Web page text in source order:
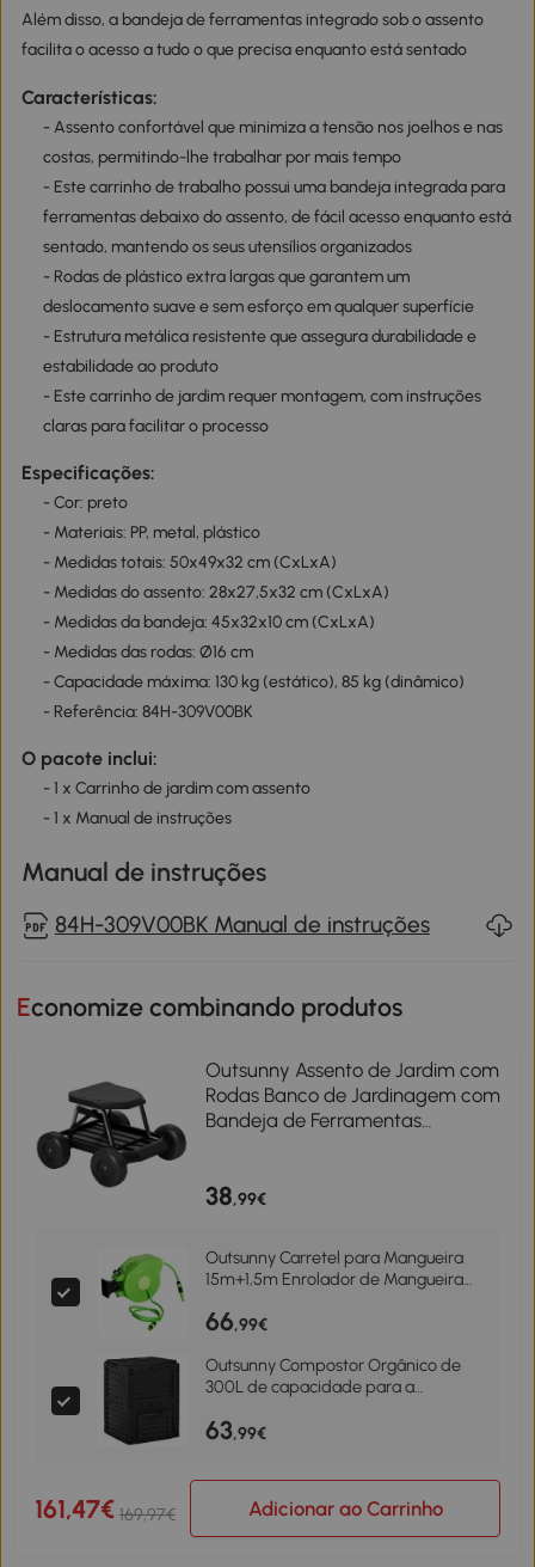
Além disso, a bandeja de ferramentas integrado sob o assento
facilita o acesso a tudo o que precisa enquanto está sentado
Características:
- Assento confortável que minimiza a tensão nos joelhos e nas
costas, permitindo-lhe trabalhar por mais tempo
- Este carrinho de trabalho possui uma bandeja integrada para
ferramentas debaixo do assento, de fácil acesso enquanto está
sentado, mantendo os seus utensílios organizados
- Rodas de plástico extra largas que garantem um
deslocamento suave e sem esforço em qualquer superfície
- Estrutura metálica resistente que assegura durabilidade e
estabilidade ao produto
- Este carrinho de jardim requer montagem, com instruções
claras para facilitar o processo
Especificações:
- Cor: preto
- Materiais: PP, metal, plástico
- Medidas totais: 50x49x32 cm (CxLxA)
- Medidas do assento: 28x27,5x32 cm (CxLxA)
- Medidas da bandeja: 45x32x10 cm (CxLxA)
- Medidas das rodas: Ø16 cm
- Capacidade máxima: 130 kg (estático), 85 kg (dinâmico)
- Referência: 84H-309V00BK
O pacote inclui:
- 1 x Carrinho de jardim com assento
- 1 x Manual de instruções
Manual de instruções
84H-309V00BK Manual de instruções
Economize combinando produtos
Outsunny Assento de Jardim com
Rodas Banco de Jardinagem com
Bandeja de Ferramentas
38,99€
Outsunny Carretel para Mangueira
15m+1,5m Enrolador de Mangueira
47,5x15,5x35,5cm Verde
66,99€
Outsunny Compostor Orgânico de
300L de capacidade para a
com 48 Respiradouros
63,99€
161,47€ 169,97€ Adicionar ao Carrinho